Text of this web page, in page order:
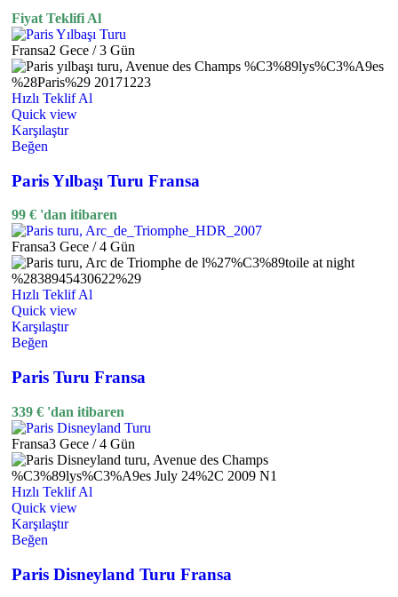
Fiyat Teklifi Al
Fransa2 Gece / 3 Gün
Hızlı Teklif Al
Quick view
Karşılaştır
Beğen
Paris Yılbaşı Turu Fransa
99 € 'dan itibaren
Fransa3 Gece / 4 Gün
Hızlı Teklif Al
Quick view
Karşılaştır
Beğen
Paris Turu Fransa
339 € 'dan itibaren
Fransa3 Gece / 4 Gün
Hızlı Teklif Al
Quick view
Karşılaştır
Beğen
Paris Disneyland Turu Fransa